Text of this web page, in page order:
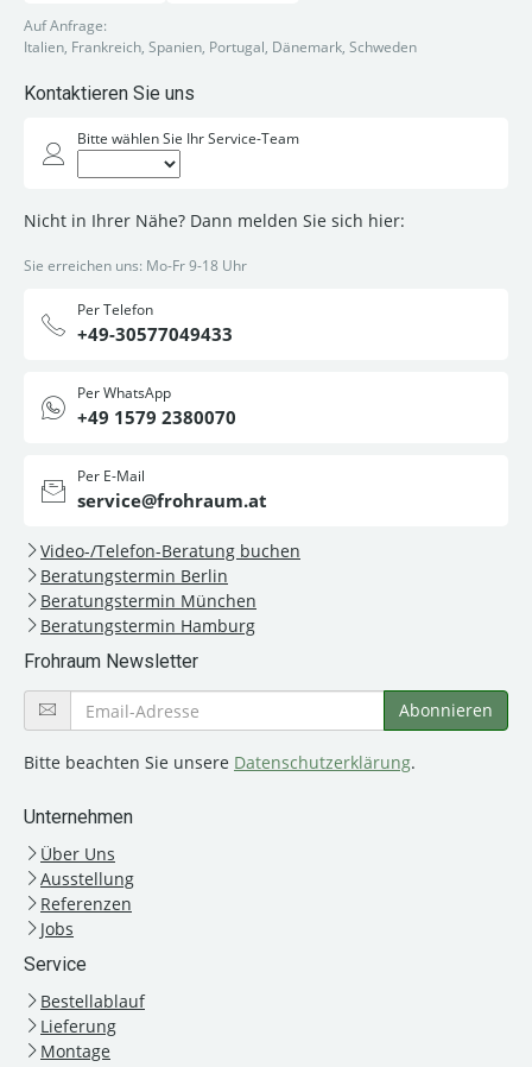
Auf Anfrage:
Italien, Frankreich, Spanien, Portugal, Dänemark, Schweden
Kontaktieren Sie uns
Bitte wählen Sie Ihr Service-Team
Nicht in Ihrer Nähe? Dann melden Sie sich hier:
Sie erreichen uns: Mo-Fr 9-18 Uhr
Per Telefon
+49-30577049433
Per WhatsApp
+49 1579 2380070
Per E-Mail
service@frohraum.at
Video-/Telefon-Beratung buchen
Beratungstermin Berlin
Beratungstermin München
Beratungstermin Hamburg
Frohraum Newsletter
Bitte beachten Sie unsere Datenschutzerklärung.
Unternehmen
Über Uns
Ausstellung
Referenzen
Jobs
Service
Bestellablauf
Lieferung
Montage